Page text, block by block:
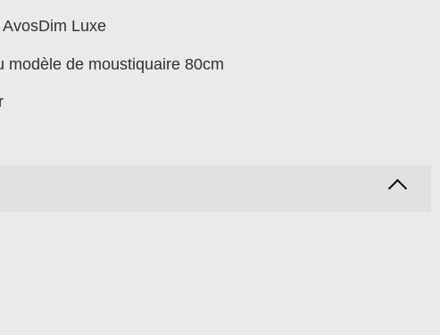
Luxe
modèle de moustiquaire 80cm